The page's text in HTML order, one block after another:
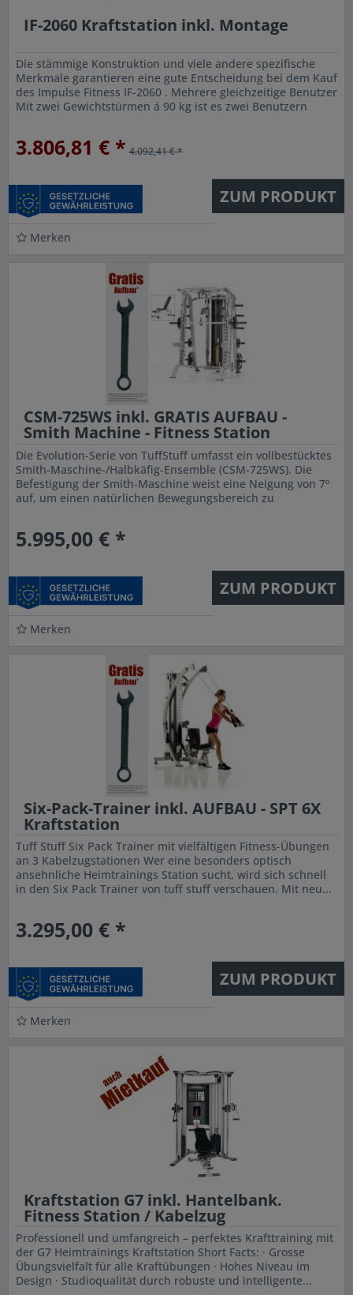
IF-2060 Kraftstation inkl. Montage
Die stämmige Konstruktion und viele andere spezifische
Merkmale garantieren eine gute Entscheidung bei dem Kauf
des Impulse Fitness IF-2060 . Mehrere gleichzeitige Benutzer
Mit zwei Gewichtstürmen á 90 kg ist es zwei Benutzern
3.806,81 € * 4.092,41 € *
ZUM PRODUKT
Merken
CSM-725WS inkl. GRATIS AUFBAU -
Smith Machine - Fitness Station
Die Evolution-Serie von TuffStuff umfasst ein vollbestücktes
Smith-Maschine-/Halbkäfig-Ensemble (CSM-725WS). Die
Befestigung der Smith-Maschine weist eine Neigung von 7º
auf, um einen natürlichen Bewegungsbereich zu
5.995,00 € *
ZUM PRODUKT
Merken
Six-Pack-Trainer inkl. AUFBAU - SPT 6X
Kraftstation
Tuff Stuff Six Pack Trainer mit vielfältigen Fitness-Übungen
an 3 Kabelzugstationen Wer eine besonders optisch
ansehnliche Heimtrainings Station sucht, wird sich schnell
in den Six Pack Trainer von tuff stuff verschauen. Mit neu...
3.295,00 € *
ZUM PRODUKT
Merken
Kraftstation G7 inkl. Hantelbank.
Fitness Station / Kabelzug
Professionell und umfangreich – perfektes Krafttraining mit
der G7 Heimtrainings Kraftstation Short Facts: · Grosse
Übungsvielfalt für alle Kraftübungen · Hohes Niveau im
Design · Studioqualität durch robuste und intelligente...